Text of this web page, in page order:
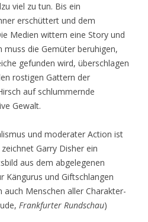
viel zu tun. Bis ein
erschüttert und dem
Medien wittern eine Story und
muss die Gemüter beruhigen,
gefunden wird, überschlagen
rostigen Gattern der
auf schlummernde
Gewalt.
und moderater Action ist
Garry Disher ein
aus dem abgelegenen
Kängurus und Giftschlangen
Menschen aller Charakter-
Frankfurter Rundschau)